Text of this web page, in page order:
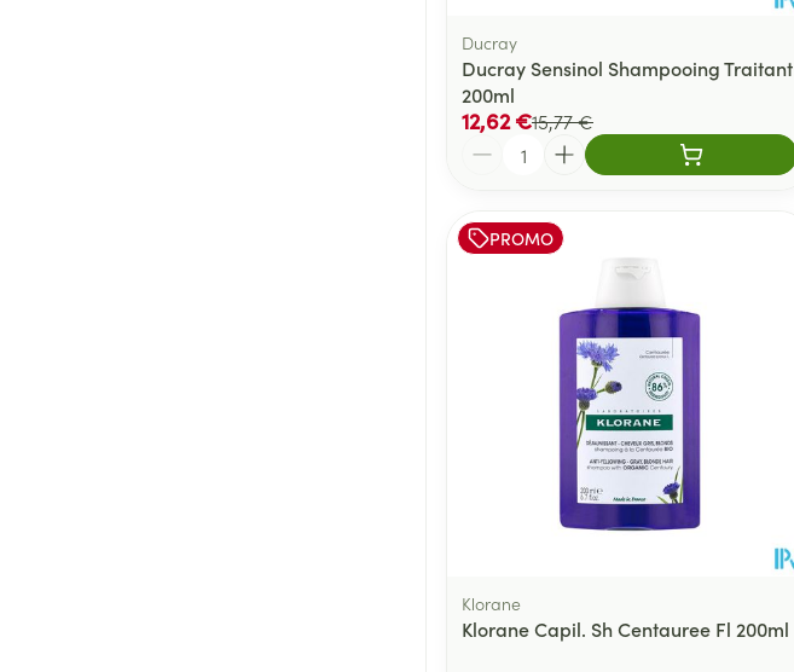
Ducray
Ducray Sensinol Shampooing Traitant
200ml
15,77 €
12,62 €
Quantité
PROMO
Klorane
Klorane Capil. Sh Centauree Fl 200ml